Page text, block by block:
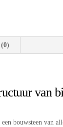
van
bouwsteen van